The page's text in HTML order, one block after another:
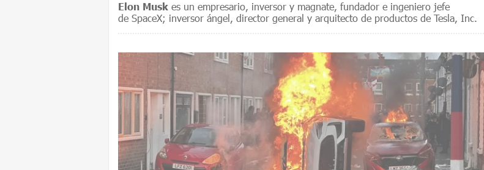
Elon Musk es un empresario, inversor y magnate, fundador e ingeniero jefe
de SpaceX; inversor ángel, director general y arquitecto de productos de Tesla, Inc.